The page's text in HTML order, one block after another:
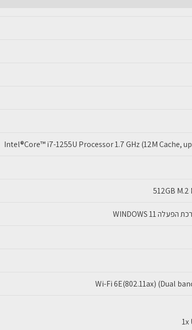
Intel®Core™ i7-1255U Processor 1.7 GHz (12M Cache,
512GB M.2
Wi-Fi 6E(802.11ax) (Dual
1x